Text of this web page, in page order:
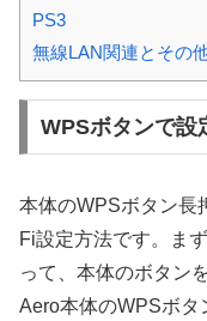
PS3
無線LAN関連とその
WPSボタンで設
本体のWPSボタン長
Fi設定方法です。ま
って、本体のボタン
Aero本体のWPSボタ